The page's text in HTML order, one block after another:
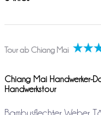
Tour ab Chiang Mai
Chiang Mai Handwerker-
Handwerkstour